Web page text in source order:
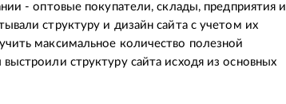
- оптовые покупатели, склады, предприятия и
структуру и дизайн сайта с учетом их
максимальное количество полезной
структуру сайта исходя из основных